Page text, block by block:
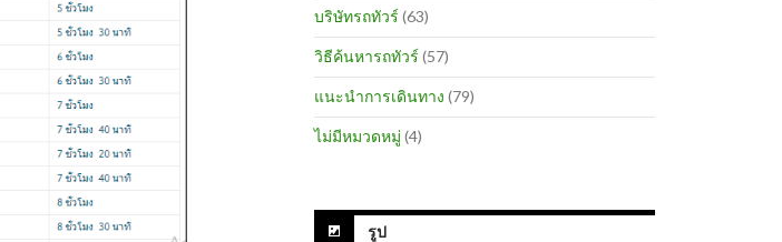
บริษัทรถทัวร์ (63)
วิธีค้นหารถทัวร์ (57)
แนะนำการเดินทาง (79)
ไม่มีหมวดหมู่ (4)
รูป